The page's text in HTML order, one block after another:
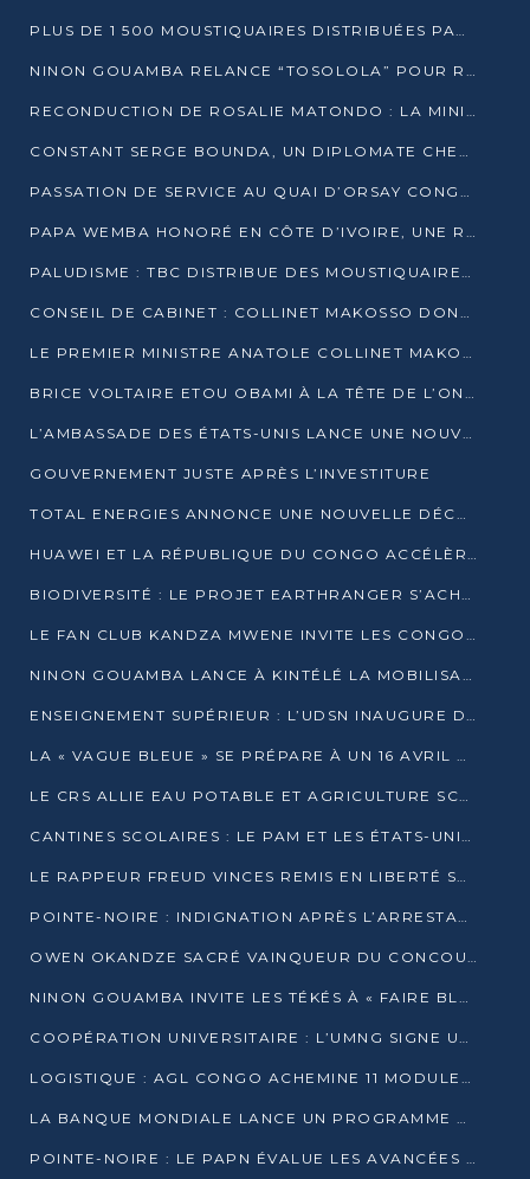
PLUS DE 1 500 MOUSTIQUAIRES DISTRIBUÉES PAR AGL ET CONGO TERMINAL DANS LA LUTTE CONTRE LE PALUDISME
NINON GOUAMBA RELANCE “TOSOLOLA” POUR RENFORCER LE DIALOGUE AVEC LES CITOYENS
RECONDUCTION DE ROSALIE MATONDO : LA MINISTRE PROMET D’ACCÉLÉRER LE TRAITEMENT DES DOSSIERS ET DE RELEVER DE NOUVEAUX DÉFIS
CONSTANT SERGE BOUNDA, UN DIPLOMATE CHEVRONNÉ AUX COMMANDES DES AFFAIRES ÉTRANGÈRES
PASSATION DE SERVICE AU QUAI D’ORSAY CONGOLAIS : GAKOSSO PASSE LE FLAMBEAU À BOUNDA
PAPA WEMBA HONORÉ EN CÔTE D’IVOIRE, UNE RUE PORTE DÉSORMAIS SON NOM
PALUDISME : TBC DISTRIBUE DES MOUSTIQUAIRES DANS DEUX CSI DE BRAZZAVILLE
CONSEIL DE CABINET : COLLINET MAKOSSO DONNE SES DERNIÈRES ORIENTATIONS
LE PREMIER MINISTRE ANATOLE COLLINET MAKOSSO DÉMISSIONNE AVEC SON GOUVERNEMENT
BRICE VOLTAIRE ETOU OBAMI À LA TÊTE DE L’ONEC-C POUR TROIS ANS
L’AMBASSADE DES ÉTATS-UNIS LANCE UNE NOUVELLE COHORTE DU PROGRAMME ACCESS MICRO-SCHOLARSHIP
GOUVERNEMENT JUSTE APRÈS L’INVESTITURE
TOTAL ENERGIES ANNONCE UNE NOUVELLE DÉCOUVERTE D’HYDROCARBURES SUR LE PERMIS MOHO AU LARGE DU CONGO
HUAWEI ET LA RÉPUBLIQUE DU CONGO ACCÉLÈRENT LEUR PARTENARIAT
BIODIVERSITÉ : LE PROJET EARTHRANGER S’ACHÈVE, MAIS LES DÉFIS DEMEURENT
LE FAN CLUB KANDZA MWENE INVITE LES CONGOLAIS À UNE FORTE AFFLUENCE AU STADE DE KINTÉLÉ
NINON GOUAMBA LANCE À KINTÉLÉ LA MOBILISATION POUR L’INVESTITURE DR DSN
ENSEIGNEMENT SUPÉRIEUR : L’UDSN INAUGURE DES LABORATOIRES POUR BOOSTER LA FORMATION PRATIQUE
LA « VAGUE BLEUE » SE PRÉPARE À UN 16 AVRIL HISTORIQUE
LE CRS ALLIE EAU POTABLE ET AGRICULTURE SCOLAIRE AU CŒUR DE LA TRANSFORMATION DES ÉCOLES RURALES
CANTINES SCOLAIRES : LE PAM ET LES ÉTATS-UNIS AU CONTACT DES ÉCOLIERS DE KINKALA
LE RAPPEUR FREUD VINCES REMIS EN LIBERTÉ SOUS PRESSION MÉDIATIQUE
POINTE-NOIRE : INDIGNATION APRÈS L’ARRESTATION DU RAPPEUR FREUD VINCES
OWEN OKANDZE SACRÉ VAINQUEUR DU CONCOURS SLAM POUR LA VIE
NINON GOUAMBA INVITE LES TÉKÉS À « FAIRE BLOC » POUR PESER DANS LE DÉBAT NATIONAL
COOPÉRATION UNIVERSITAIRE : L’UMNG SIGNE UN ACCORD STRATÉGIQUE AVEC L’UNIVERSITÉ HAINAN EN CHINE
LOGISTIQUE : AGL CONGO ACHEMINE 11 MODULES GÉANTS JUSQU’À BRAZZAVILLE
LA BANQUE MONDIALE LANCE UN PROGRAMME DE 394 MILLIONS DE DOLLARS POUR LE BASSIN DU CONGO
POINTE-NOIRE : LE PAPN ÉVALUE LES AVANCÉES DU MÔLE EST